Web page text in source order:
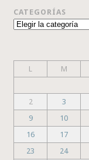
CATEGORÍAS
Categorías
L
M
2
3
9
10
16
17
23
24